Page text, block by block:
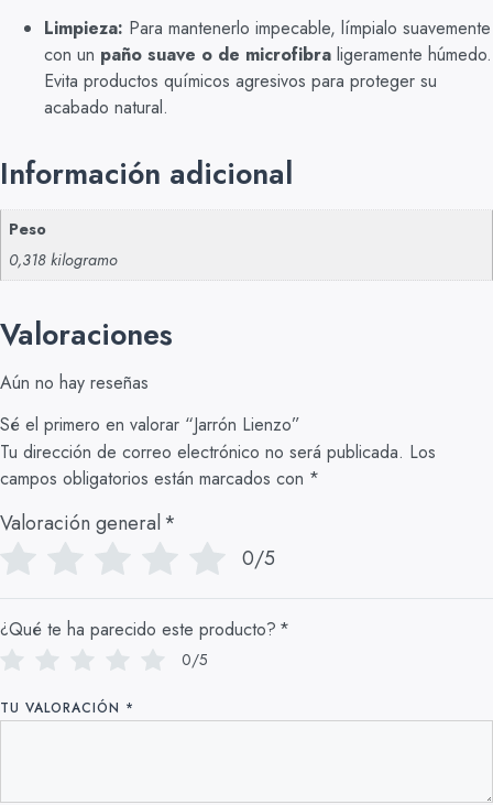
Limpieza: Para mantenerlo impecable, límpialo suavemente
con un paño suave o de microfibra ligeramente húmedo.
Evita productos químicos agresivos para proteger su
acabado natural.
Información adicional
Peso
0,318 kilogramo
Valoraciones
Aún no hay reseñas
Sé el primero en valorar “Jarrón Lienzo”
Tu dirección de correo electrónico no será publicada. Los
campos obligatorios están marcados con *
Valoración general*
0/5
¿Qué te ha parecido este producto? *
0/5
TU VALORACIÓN *